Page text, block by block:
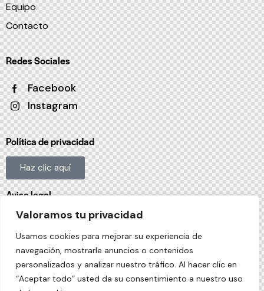
Valoramos tu privacidad
Usamos cookies para mejorar su experiencia de
navegación, mostrarle anuncios o contenidos
personalizados y analizar nuestro tráfico. Al hacer clic en
“Aceptar todo” usted da su consentimiento a nuestro uso
Equipo
Contacto
Redes Sociales
Facebook
Instagram
Política de privacidad
Haz clic aquí
Aviso legal
Haz clic aquí
Política De Cookies
Haz clic aquí